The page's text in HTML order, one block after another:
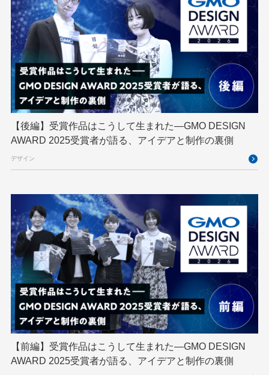
Engineering Journey expert EXPERT CROSS
GMO AI＆ロボティクス商事 GMO AIR
GMO DESIGN AWARD GMO Developers Day
GMO Developers Night GMO Flatt Security
GMO GPUクラウド GMO Hacking Night
GMO kitaQ GMO SONIC GMOアドパートナーズ
GMOアドマーケティング GMOインターネット
GMOコネクト GMOサイバーセキュリティ byイエラエ
GMOデジキッズ GMOブランドセキュリティ
GMOペイメントゲートウェイ GMOペパボ
GMOメイクショップ GMOメディア GMOロボッツ
GMO大会議 GMO天秤AI Go GPUクラウド
GTB Hack-1グランプリ IETF iOS
Japan Drone
Java JJUG JSAI2026 K8s
【後編】受賞作品はこうして生まれた—GMO DESIGN
AWARD 2025受賞者が語る、アイデアと制作の裏側
デザイン
【前編】受賞作品はこうして生まれた—GMO DESIGN
AWARD 2025受賞者が語る、アイデアと制作の裏側